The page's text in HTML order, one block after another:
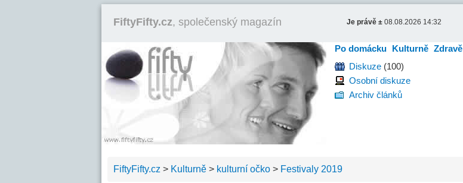
FiftyFifty.cz, společenský magazín Je právě ± 08.08.2026 14:32
Po domácku Kulturně Zdravě
Diskuze (100)
Osobní diskuze
Archiv článků
FiftyFifty.cz > Kulturně > kulturní očko > Festivaly 2019